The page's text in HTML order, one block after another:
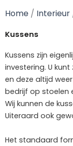
Home / Interieur
Kussens
Kussens zijn
investering. U
en deze altijd
bedrijf op stoelen
Wij kunnen de
Uiteraard ook
Het standaard